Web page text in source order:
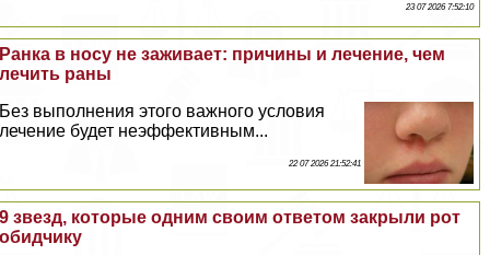
23 07 2026 7:52:10
Ранка в носу не заживает: причины и лечение, чем
лечить раны
Без выполнения этого важного условия
лечение будет неэффективным...
22 07 2026 21:52:41
9 звезд, которые одним своим ответом закрыли рот
обидчику